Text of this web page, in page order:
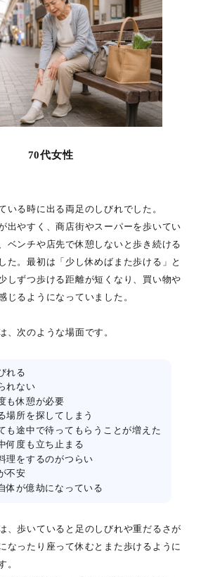
70代女性
いる時に出る両足のしびれでした。
出やすく、商店街やスーパーを歩いてい
ベンチや店先で休憩しないと歩き続ける
た。最初は「少し休めばまた歩ける」と
しずつ歩ける距離が短くなり、買い物や
じるようになっていました。
、次のような場面です。
れる
れない
も休憩が必要
場所を探してしまう
も途中で待ってもらうことが増えた
何度も立ち止まる
理をするのがつらい
不安
体が億劫になっている
、歩いていると足のしびれや重だるさが
なったり座って休むとまた歩けるように
。